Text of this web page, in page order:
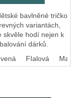
bavlněné tričko
variantách,
skvěle hodí nejen k
dárků.
FIalová